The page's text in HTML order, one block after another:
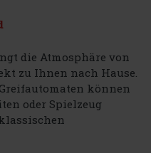
die Atmosphäre von
zu Ihnen nach Hause.
können
oder Spielzeug